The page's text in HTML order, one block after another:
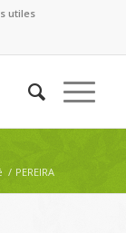
utiles
/ PEREIRA